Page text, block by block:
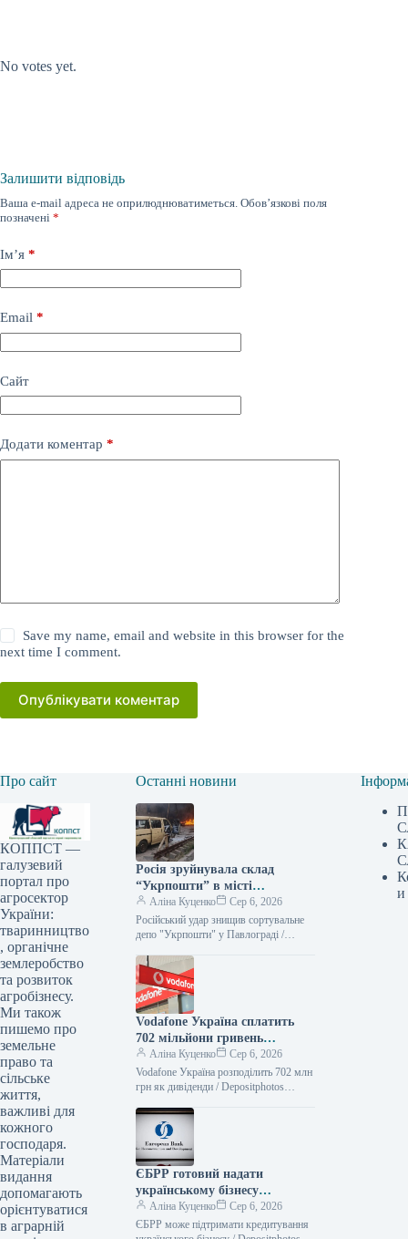
No votes yet.
Залишити відповідь
Ваша e-mail адреса не оприлюднюватиметься. Обов’язкові поля
позначені *
Ім’я *
Email *
Сайт
Додати коментар *
Save my name, email and website in this browser for the
next time I comment.
Опублікувати коментар
Про сайт
КОППСТ —
галузевий
портал про
агросектор
України:
тваринництво
, органічне
землеробство
та розвиток
агробізнесу.
Ми також
пишемо про
земельне
право та
сільське
життя,
важливі для
кожного
господаря.
Матеріали
видання
допомагають
орієнтуватися
в аграрній
Останні новини
Росія зруйнувала склад
“Укрпошти” в місті
Павлоград: є жертви та
постраждалий
Аліна Куценко
Сер 6, 2026
Російський удар знищив сортувальне
депо "Укрпошти" у Павлограді /
атаку на Павлоград, що на
Дніпропетровщині, зруйнувавши
Vodafone Україна сплатить
702 мільйони гривень
дивідендів — Delo.ua
Аліна Куценко
Сер 6, 2026
Vodafone Україна розподілить 702 млн
грн як дивіденди / Depositphotos
брендом Vodafone Україна, має…
ЄБРР готовий надати
українському бізнесу
фінансування обсягом 300
мільйонів євро, повідомляє
Аліна Куценко
Сер 6, 2026
ЄБРР може підтримати кредитування
и